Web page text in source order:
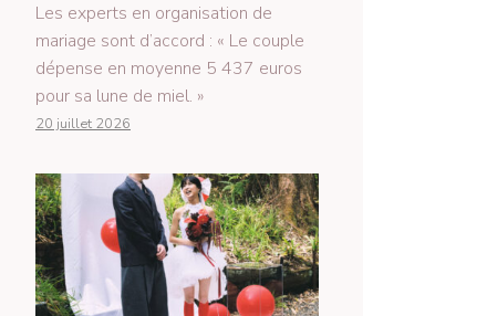
Les experts en organisation de
mariage sont d’accord : « Le couple
dépense en moyenne 5 437 euros
pour sa lune de miel. »
20 juillet 2026